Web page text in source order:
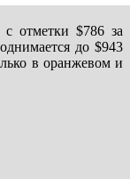
с отметки $786 за
до $943
в оранжевом и